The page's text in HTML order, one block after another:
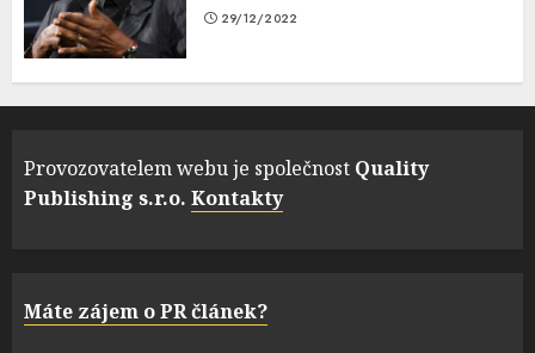
29/12/2022
Provozovatelem webu je společnost Quality
Publishing s.r.o. Kontakty
Máte zájem o PR článek?